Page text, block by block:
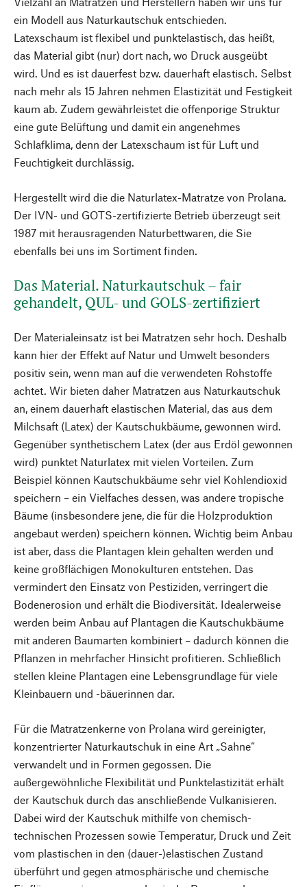
ein Modell aus Naturkautschuk entschieden.
Latexschaum ist flexibel und punktelastisch, das heißt,
das Material gibt (nur) dort nach, wo Druck ausgeübt
wird. Und es ist dauerfest bzw. dauerhaft elastisch. Selbst
nach mehr als 15 Jahren nehmen Elastizität und Festigkeit
kaum ab. Zudem gewährleistet die offenporige Struktur
eine gute Belüftung und damit ein angenehmes
Schlafklima, denn der Latexschaum ist für Luft und
Feuchtigkeit durchlässig.
Hergestellt wird die die Naturlatex-Matratze von Prolana.
Der IVN- und GOTS-zertifizierte Betrieb überzeugt seit
1987 mit herausragenden Naturbettwaren, die Sie
ebenfalls bei uns im Sortiment finden.
Das Material. Naturkautschuk – fair
gehandelt, QUL- und GOLS-zertifiziert
Der Materialeinsatz ist bei Matratzen sehr hoch. Deshalb
kann hier der Effekt auf Natur und Umwelt besonders
positiv sein, wenn man auf die verwendeten Rohstoffe
achtet. Wir bieten daher Matratzen aus Naturkautschuk
an, einem dauerhaft elastischen Material, das aus dem
Milchsaft (Latex) der Kautschukbäume, gewonnen wird.
Gegenüber synthetischem Latex (der aus Erdöl gewonnen
wird) punktet Naturlatex mit vielen Vorteilen. Zum
Beispiel können Kautschukbäume sehr viel Kohlendioxid
speichern – ein Vielfaches dessen, was andere tropische
Bäume (insbesondere jene, die für die Holzproduktion
angebaut werden) speichern können. Wichtig beim Anbau
ist aber, dass die Plantagen klein gehalten werden und
keine großflächigen Monokulturen entstehen. Das
vermindert den Einsatz von Pestiziden, verringert die
Bodenerosion und erhält die Biodiversität. Idealerweise
werden beim Anbau auf Plantagen die Kautschukbäume
mit anderen Baumarten kombiniert – dadurch können die
Pflanzen in mehrfacher Hinsicht profitieren. Schließlich
stellen kleine Plantagen eine Lebensgrundlage für viele
Kleinbauern und -bäuerinnen dar.
Für die Matratzenkerne von Prolana wird gereinigter,
konzentrierter Naturkautschuk in eine Art „Sahne“
verwandelt und in Formen gegossen. Die
außergewöhnliche Flexibilität und Punktelastizität erhält
der Kautschuk durch das anschließende Vulkanisieren.
Dabei wird der Kautschuk mithilfe von chemisch-
technischen Prozessen sowie Temperatur, Druck und Zeit
vom plastischen in den (dauer-)elastischen Zustand
überführt und gegen atmosphärische und chemische